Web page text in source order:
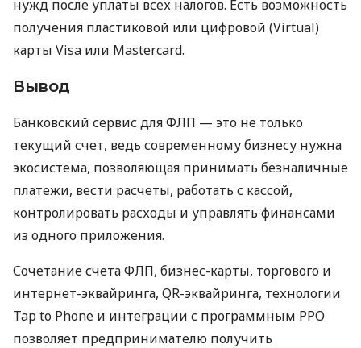
нужд после уплаты всех налогов. Есть возможность
получения пластиковой или цифровой (Virtual)
карты Visa или Mastercard.
Вывод
Банковский сервис для ФЛП — это не только
текущий счет, ведь современному бизнесу нужна
экосистема, позволяющая принимать безналичные
платежи, вести расчеты, работать с кассой,
контролировать расходы и управлять финансами
из одного приложения.
Сочетание счета ФЛП, бизнес-карты, торгового и
интернет-эквайринга, QR-эквайринга, технологии
Tap to Phone и интеграции с программным РРО
позволяет предпринимателю получить